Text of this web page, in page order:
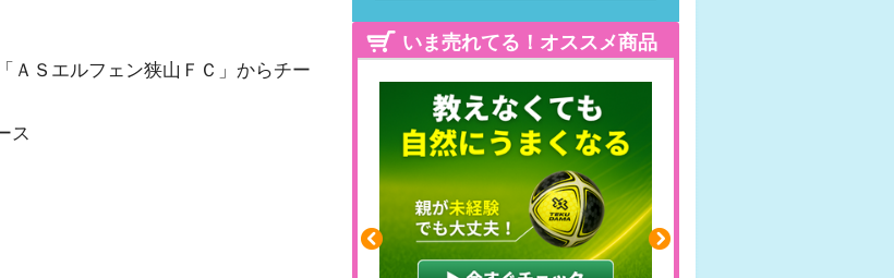
ＡＳエルフェン狭山ＦＣ」からチー
ス
いま売れてる！オススメ商品